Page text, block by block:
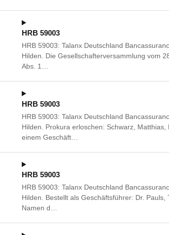
HRB 59003
HRB 59003: Talanx Deutschland
Hilden. Die Gesellschafterversammlung vom
Abs. 1…
HRB 59003
HRB 59003: Talanx Deutschland
Hilden. Prokura erloschen: Schwarz,
einem Geschäft…
HRB 59003
HRB 59003: Talanx Deutschland
Hilden. Bestellt als Geschäftsführer: Dr.
Namen d…